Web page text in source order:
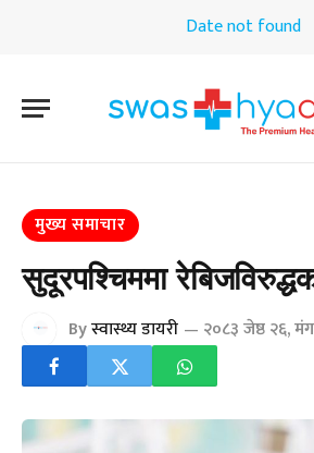
Date not found
मुख्य समाचार
सुदूरपश्चिममा
Byस्वास्थ्य डायरी २०८३ जेष्ठ २६,